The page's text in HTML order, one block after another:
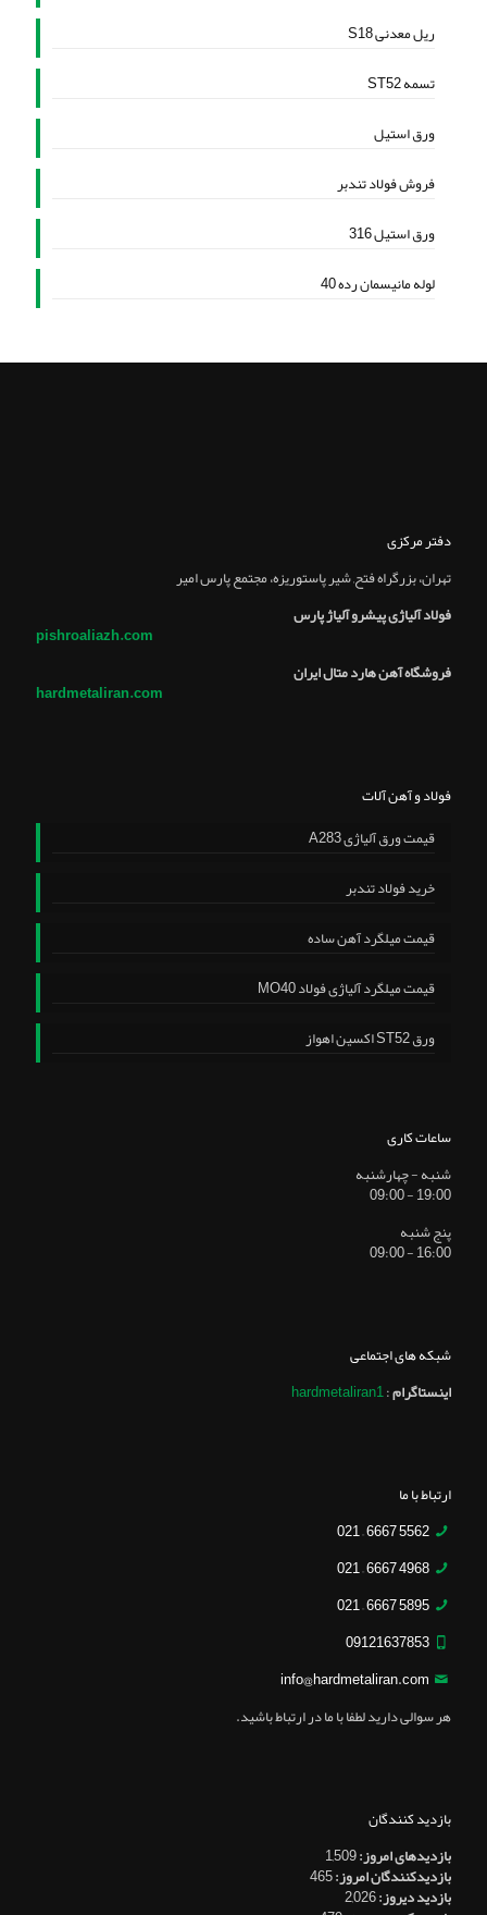
ریل معدنی S18
تسمه ST52
ورق استیل
فروش فولاد تندبر
ورق استیل 316
لوله مانیسمان رده 40
دفتر مرکزی
تهران، بزرگراه فتح, شير پاستوريزه، مجتمع پارس امير
فولاد آلیاژی پیشرو آلیاژ پارس
pishroaliazh.com
فروشگاه آهن هارد متال ایران
hardmetaliran.com
فولاد و آهن آلات
قیمت ورق آلیاژی A283
خرید فولاد تندبر
قیمت میلگرد آهن ساده
قیمت میلگرد آلیاژی فولاد MO40
ورق ST52 اکسین اهواز
ساعات کاری
شنبه - چهارشنبه
19:00 - 09:00
پنج شنبه
16:00 - 09:00
شبکه های اجتماعی
اینستاگرام:
hardmetaliran1
ارتباط با ما
5562 6667 – 021
4968 6667 – 021
5895 6667 – 021
09121637853
info@hardmetaliran.com
هر سوالی دارید لطفا با ما در ارتباط باشید.
بازدید کنندگان
بازدیدهای امروز:1,509
بازدیدکنندگان امروز:465
بازدید دیروز:2,026